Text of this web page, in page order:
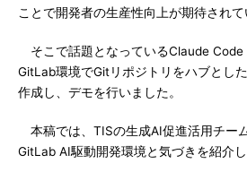
ことで開発者の生産性向上が期待されて
そこで話題となっているClaude Code
GitLab環境でGitリポジトリをハブとし
作成し、デモを行いました。
本稿では、TISの生成AI促進活用チー
GitLab AI駆動開発環境と気づきを紹介し